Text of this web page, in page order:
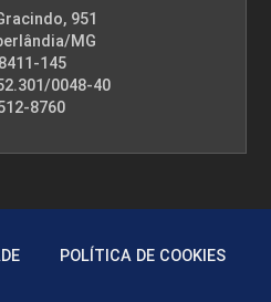
951
MG
145
0048-40
8760
POLÍTICA DE COOKIES